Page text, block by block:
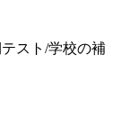
スト/学校の補